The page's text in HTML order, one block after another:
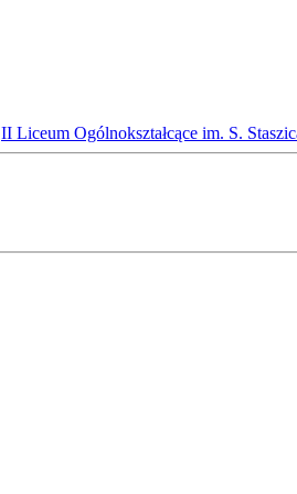
II Liceum Ogólnokształcące im. S.